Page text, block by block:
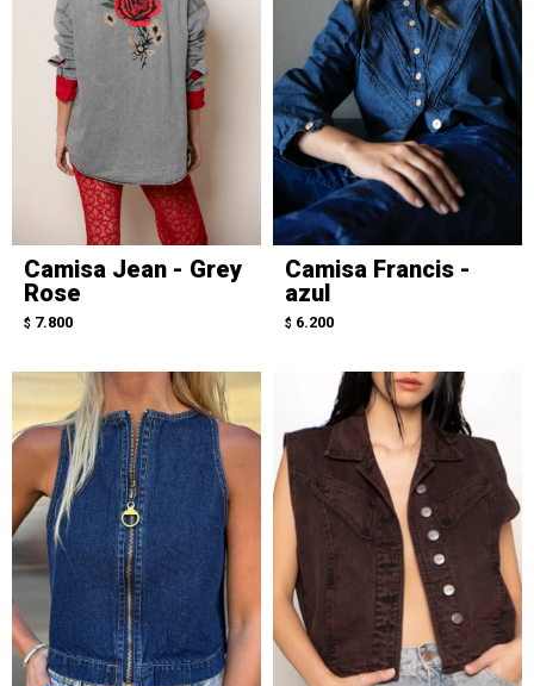
Camisa Jean - Grey
Rose
$ 7.800
Camisa Francis -
azul
$ 6.200